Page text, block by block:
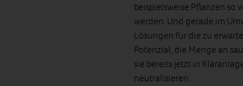
beispielsweise Pflanzen so
werden. Und gerade im
Lösungen für die zu
Potenzial, die Menge an
sie bereits jetzt in
neutralisieren.